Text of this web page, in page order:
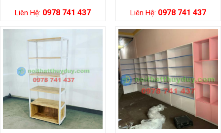
Liên Hệ: 0978 741 437 Liên Hệ: 0978 741 437